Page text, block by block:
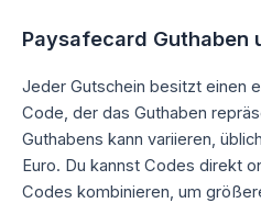
Paysafecard Guthaben
Jeder Gutschein besitzt einen
Code, der das Guthaben
Guthabens kann variieren,
Euro. Du kannst Codes direkt
Codes kombinieren, um